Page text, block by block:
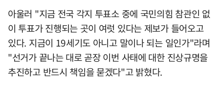
아울러 "지금 전국 각지 투표소 중에 국민의힘 참관인 없
이 투표가 진행되는 곳이 여럿 있다는 제보가 들어오고
있다. 지금이 19세기도 아니고 말이나 되는 일인가"라며
"선거가 끝나는 대로 곧장 이번 사태에 대한 진상규명을
추진하고 반드시 책임을 묻겠다"고 밝혔다.